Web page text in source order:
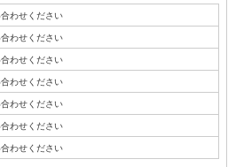
わせください
わせください
わせください
わせください
わせください
わせください
わせください